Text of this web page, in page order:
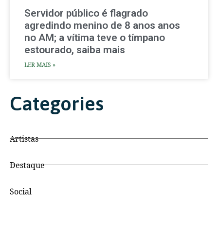
Servidor público é flagrado
agredindo menino de 8 anos anos
no AM; a vítima teve o tímpano
estourado, saiba mais
LER MAIS »
Categories
Artistas
Destaque
Social